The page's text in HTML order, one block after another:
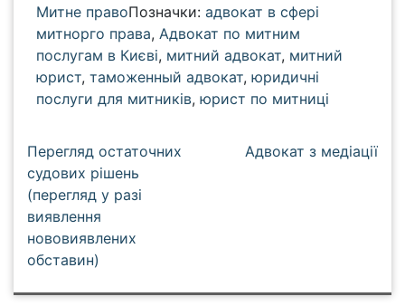
Митне правоПозначки: адвокат в сфері
митнорго права, Адвокат по митним
послугам в Києві, митний адвокат, митний
юрист, таможенный адвокат, юридичні
послуги для митників, юрист по митниці
Н
а
в
і
г
а
ц
Перегляд остаточних
судових рішень
(перегляд у разі
виявлення
нововиявлених
обставин)
Адвокат з медіації